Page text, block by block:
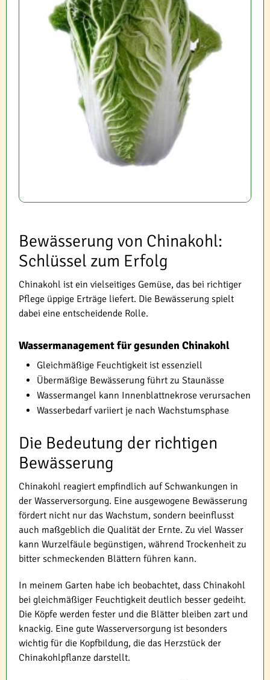
Bewässerung von Chinakohl:
Schlüssel zum Erfolg
Chinakohl ist ein vielseitiges Gemüse, das bei richtiger
Pflege üppige Erträge liefert. Die Bewässerung spielt
dabei eine entscheidende Rolle.
Wassermanagement für gesunden Chinakohl
Gleichmäßige Feuchtigkeit ist essenziell
Übermäßige Bewässerung führt zu Staunässe
Wassermangel kann Innenblattnekrose verursachen
Wasserbedarf variiert je nach Wachstumsphase
Die Bedeutung der richtigen
Bewässerung
Chinakohl reagiert empfindlich auf Schwankungen in
der Wasserversorgung. Eine ausgewogene Bewässerung
fördert nicht nur das Wachstum, sondern beeinflusst
auch maßgeblich die Qualität der Ernte. Zu viel Wasser
kann Wurzelfäule begünstigen, während Trockenheit zu
bitter schmeckenden Blättern führen kann.
In meinem Garten habe ich beobachtet, dass Chinakohl
bei gleichmäßiger Feuchtigkeit deutlich besser gedeiht.
Die Köpfe werden fester und die Blätter bleiben zart und
knackig. Eine gute Wasserversorgung ist besonders
wichtig für die Kopfbildung, die das Herzstück der
Chinakohlpflanze darstellt.